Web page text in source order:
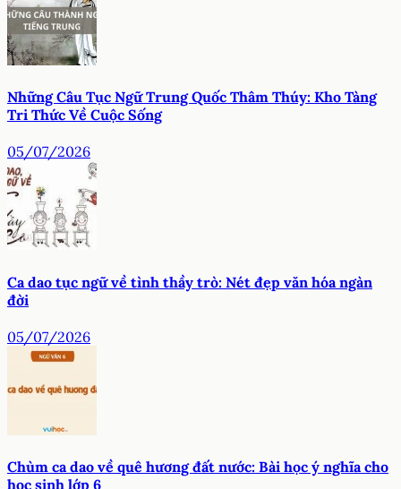
Những Câu Tục Ngữ Trung Quốc Thâm Thúy: Kho Tàng
Tri Thức Về Cuộc Sống
05/07/2026
Ca dao tục ngữ về tình thầy trò: Nét đẹp văn hóa ngàn
đời
05/07/2026
Chùm ca dao về quê hương đất nước: Bài học ý nghĩa cho
học sinh lớp 6